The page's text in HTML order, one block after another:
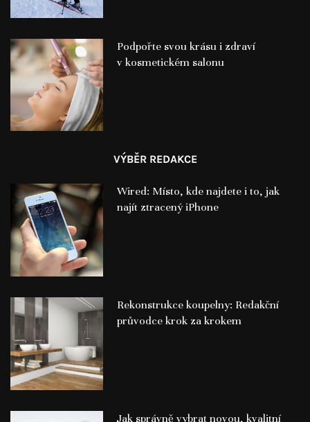
Podpořte svou krásu i zdraví
v kosmetickém salonu
VÝBĚR REDAKCE
Wired: Místo, kde najdete i to, jak
najít ztracený iPhone
Rekonstrukce koupelny: Redakční
průvodce krok za krokem
Jak správně vybrat novou, kvalitní